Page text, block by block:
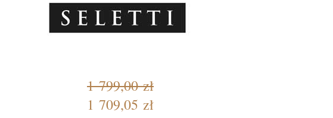
1 799,00 zł
1 709,05 zł